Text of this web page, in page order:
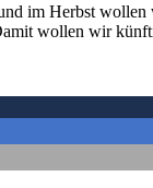
im Herbst
wollen wir